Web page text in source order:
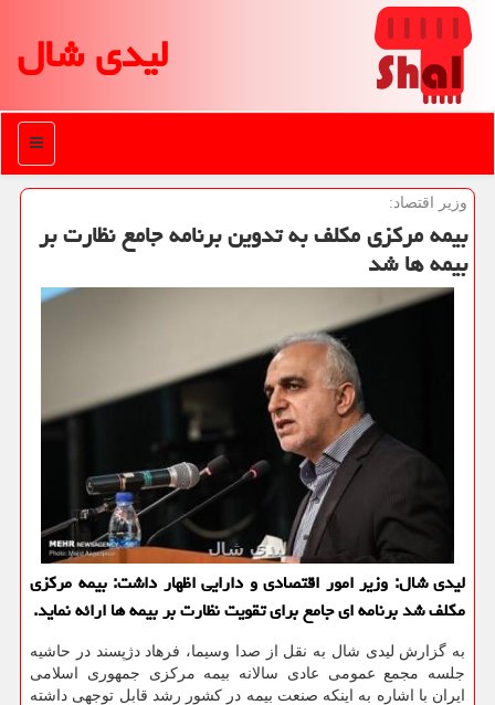
لیدی شال
منو
وزیر اقتصاد:
بیمه مركزی مكلف به تدوین برنامه جامع نظارت بر
بیمه ها شد
لیدی شال: وزیر امور اقتصادی و دارایی اظهار داشت: بیمه مركزی
مكلف شد برنامه ای جامع برای تقویت نظارت بر بیمه ها ارائه نماید.
به گزارش لیدی شال به نقل از صدا وسیما، فرهاد دژپسند در حاشیه
جلسه مجمع عمومی عادی سالانه بیمه مركزی جمهوری اسلامی
ایران با اشاره به اینكه صنعت بیمه در كشور رشد قابل توجهی داشته